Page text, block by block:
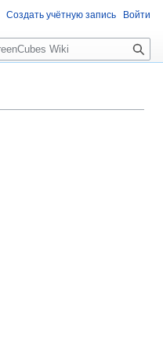
Создать учётную запись Войти